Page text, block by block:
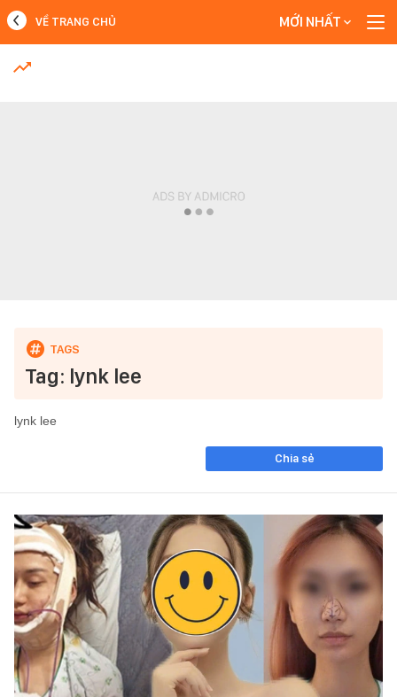
MỚI NHẤT
VỀ TRANG CHỦ MỚI NHẤT
Tag: lynk lee
lynk lee
Chia sẻ